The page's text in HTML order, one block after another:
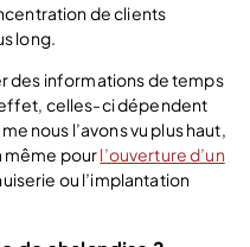
de clients
long.
des informations de temps
celles-ci dépendent
nous l’avons vu plus haut,
même pourl’ouverture d’un
ou l’implantation